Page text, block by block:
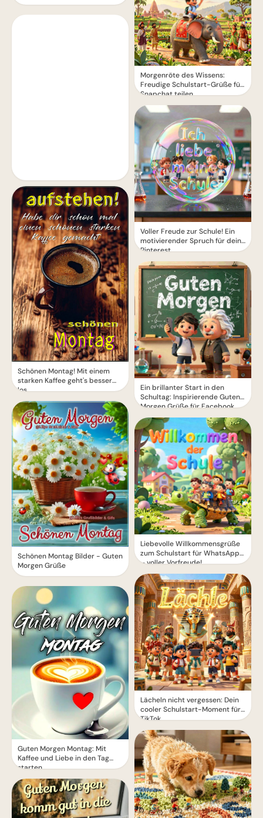
Schönen Montag! Mit einem
starken Kaffee geht's besser
los
Schönen Montag Bilder - Guten
Morgen Grüße
Guten Morgen Montag: Mit
Kaffee und Liebe in den Tag
starten
Morgenröte des Wissens:
Freudige Schulstart-Grüße für
Snapchat teilen
Voller Freude zur Schule! Ein
motivierender Spruch für dein
Pinterest
Ein brillanter Start in den
Schultag: Inspirierende Guten
Morgen Grüße für Facebook
Liebevolle Willkommensgrüße
zum Schulstart für WhatsApp
– voller Vorfreude!
Lächeln nicht vergessen: Dein
cooler Schulstart-Moment für
TikTok